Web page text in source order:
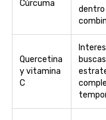
Cúrcuma
dentro
Quercetina
y vitamina
C